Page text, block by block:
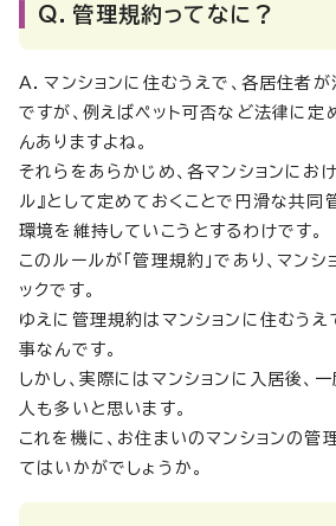
Q．管理規約ってなに？
A．マンションに住むうえで、各居住者
ですが、例えばペット可否など法律に定
んありますよね。
それらをあらかじめ、各マンションにお
ル』として定めておくことで円滑な共同
環境を維持していこうとするわけです。
このルールが「管理規約」であり、マン
ックです。
ゆえに管理規約はマンションに住むうえ
事なんです。
しかし、実際にはマンションに入居後、
人も多いと思います。
これを機に、お住まいのマンションの管
てはいかがでしょうか。